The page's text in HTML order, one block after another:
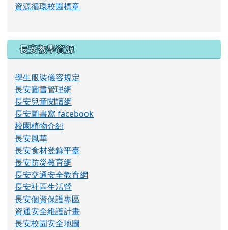
資源循環校園標章
長安教學資源
學生服裝儀容規定
長安圖書管理網
長安兒童閱讀網
長安圖書窩 facebook
校園植物介紹
長安風華
長安食材登錄平臺
長安防災教育網
長安交通安全教育網
長安社區生活營
長安個資保護專區
資通安全維護計畫
長安校園安全地圖